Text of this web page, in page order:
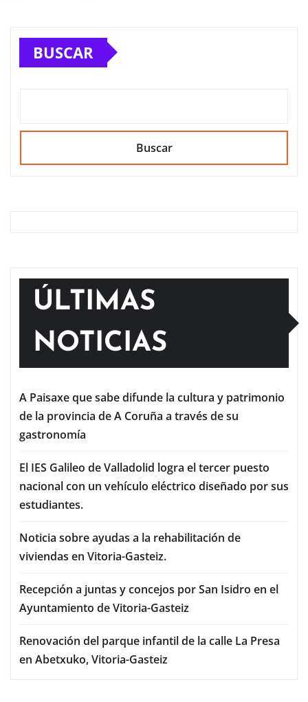
BUSCAR
Buscar
ÚLTIMAS
NOTICIAS
A Paisaxe que sabe difunde la cultura y patrimonio
de la provincia de A Coruña a través de su
gastronomía
El IES Galileo de Valladolid logra el tercer puesto
nacional con un vehículo eléctrico diseñado por sus
estudiantes.
Noticia sobre ayudas a la rehabilitación de
viviendas en Vitoria-Gasteiz.
Recepción a juntas y concejos por San Isidro en el
Ayuntamiento de Vitoria-Gasteiz
Renovación del parque infantil de la calle La Presa
en Abetxuko, Vitoria-Gasteiz